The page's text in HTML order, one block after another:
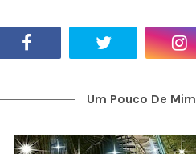
Um Pouco De Mim